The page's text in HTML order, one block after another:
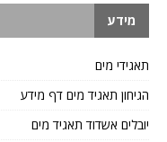
מידע
תאגידי מים
הגיחון תאגיד מים דף מידע
יובלים אשדוד תאגיד מים